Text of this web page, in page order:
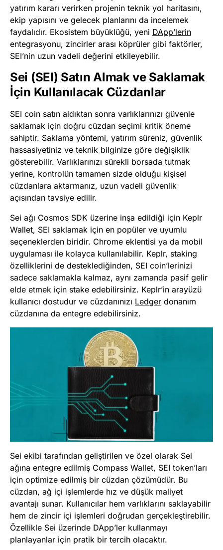
yatırım kararı verirken projenin teknik yol haritasını,
ekip yapısını ve gelecek planlarını da incelemek
faydalıdır. Ekosistem büyüklüğü, yeni DApp’lerin
entegrasyonu, zincirler arası köprüler gibi faktörler,
SEI’nin uzun vadeli değerini etkileyebilir.
Sei (SEI) Satın Almak ve Saklamak
İçin Kullanılacak Cüzdanlar
SEI coin satın aldıktan sonra varlıklarınızı güvenle
saklamak için doğru cüzdan seçimi kritik öneme
sahiptir. Saklama yöntemi, yatırım süreniz, güvenlik
hassasiyetiniz ve teknik bilginize göre değişiklik
gösterebilir. Varlıklarınızı sürekli borsada tutmak
yerine, kontrolün tamamen sizde olduğu kişisel
cüzdanlara aktarmanız, uzun vadeli güvenlik
açısından tavsiye edilir.
Sei ağı Cosmos SDK üzerine inşa edildiği için Keplr
Wallet, SEI saklamak için en popüler ve uyumlu
seçeneklerden biridir. Chrome eklentisi ya da mobil
uygulaması ile kolayca kullanılabilir. Keplr, staking
özelliklerini de desteklediğinden, SEI coin’lerinizi
sadece saklamakla kalmaz, aynı zamanda pasif gelir
elde etmek için stake edebilirsiniz. Keplr’in arayüzü
kullanıcı dostudur ve cüzdanınızı Ledger donanım
cüzdanına da entegre edebilirsiniz.
Sei ekibi tarafından geliştirilen ve özel olarak Sei
ağına entegre edilmiş Compass Wallet, SEI token’ları
için optimize edilmiş bir cüzdan çözümüdür. Bu
cüzdan, ağ içi işlemlerde hız ve düşük maliyet
avantajı sunar. Kullanıcılar hem varlıklarını saklayabilir
hem de zincir içi işlemleri doğrudan gerçekleştirebilir.
Özellikle Sei üzerinde DApp’ler kullanmayı
planlayanlar için pratik bir tercih olacaktır.